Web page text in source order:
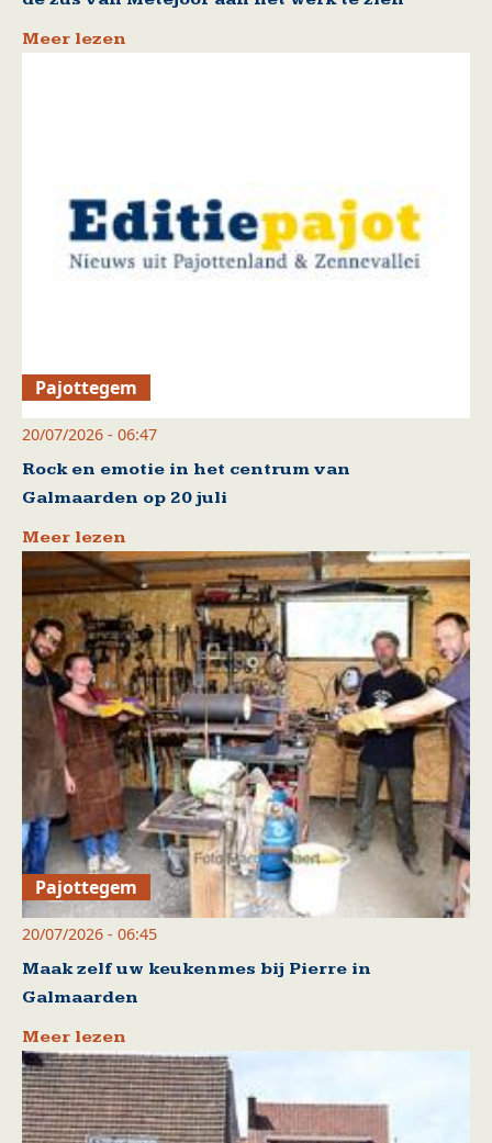
Meer lezen
Pajottegem
20/07/2026 - 06:47
Rock en emotie in het centrum van
Galmaarden op 20 juli
Meer lezen
Pajottegem
20/07/2026 - 06:45
Maak zelf uw keukenmes bij Pierre in
Galmaarden
Meer lezen